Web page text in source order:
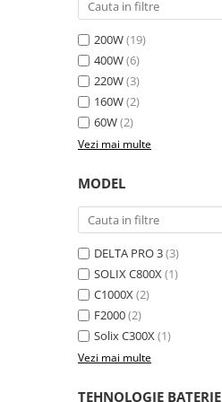
Toate panourile portabile
Frigidere Portabile
Componente Fotovoltaice
Incarcatoare solare
Incarcatoare solare MPPT
Incarcatoare solare PWM
Interfete si cabluri
Cabluri panouri fotovoltaice
Cabluri pentru echipamente
200W(19)
400W(6)
220W(3)
160W(2)
60W(2)
Vezi mai multe
MODEL
DELTA PRO 3(3)
SOLIX C800X(1)
C1000X(2)
F2000(2)
Solix C300X(1)
Vezi mai multe
TEHNOLOGIE BATERIE